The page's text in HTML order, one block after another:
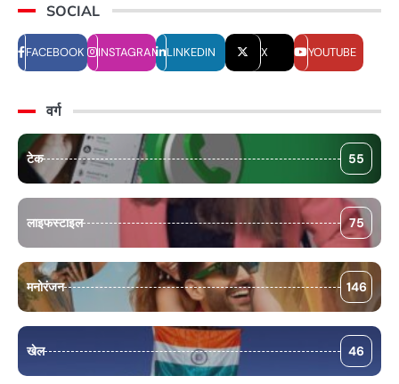
SOCIAL
FACEBOOK INSTAGRAM LINKEDIN X YOUTUBE
वर्ग
टेक 55
लाइफस्टाइल 75
मनोरंजन 146
खेल 46